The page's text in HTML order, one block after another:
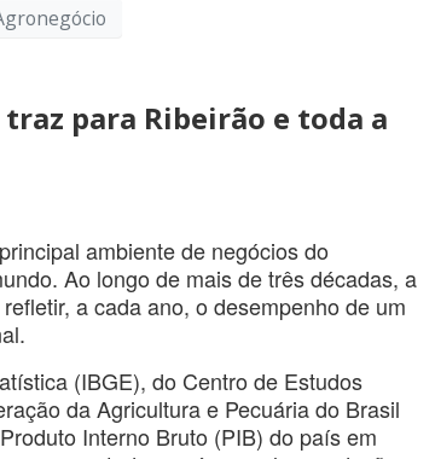
para Ribeirão e toda a
ambiente de negócios do
Ao longo de mais de três décadas, a
a cada ano, o desempenho de um
(IBGE), do Centro de Estudos
da Agricultura e Pecuária do Brasil
Interno Bruto (PIB) do país em